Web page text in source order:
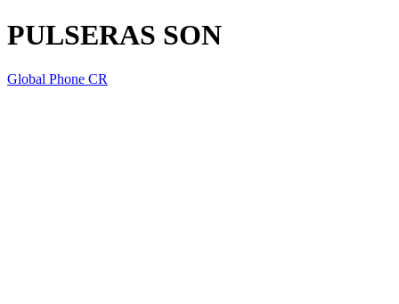
PULSERAS SON
Global Phone CR